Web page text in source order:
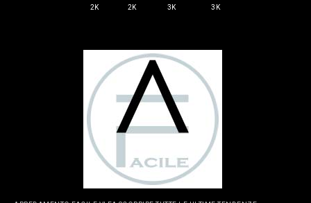
2K
2K
3K
3K